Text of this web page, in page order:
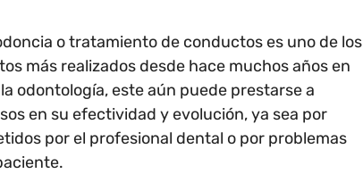
o tratamiento de conductos es uno de los
más realizados desde hace muchos años en
odontología, este aún puede prestarse a
en su efectividad y evolución, ya sea por
por el profesional dental o por problemas